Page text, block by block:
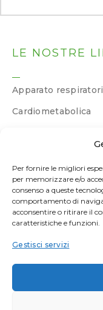
Per fornire le migliori
per memorizzare e/o
consenso a queste
comportamento di
acconsentire o ritirare il
caratteristiche e funzioni.
Gestisci servizi
LE NOSTRE
Apparato
Cardiometabolica
Energia e memoria
Gastrointestinale
Ginecologica/
Osteoarticolare
Sonno e umore
Sport